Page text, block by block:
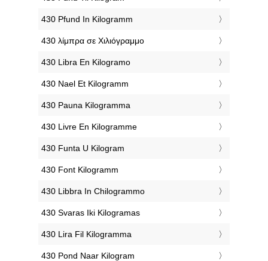
‎430 Pfund In Kilogramm
‎430 λίμπρα σε Χιλιόγραμμο
‎430 Libra En Kilogramo
‎430 Nael Et Kilogramm
‎430 Pauna Kilogramma
‎430 Livre En Kilogramme
‎430 Funta U Kilogram
‎430 Font Kilogramm
‎430 Libbra In Chilogrammo
‎430 Svaras Iki Kilogramas
‎430 Lira Fil Kilogramma
‎430 Pond Naar Kilogram